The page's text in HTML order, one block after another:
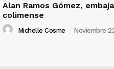
Alan Ramos Gómez,
colimense
Michelle Cosme - Noviembre